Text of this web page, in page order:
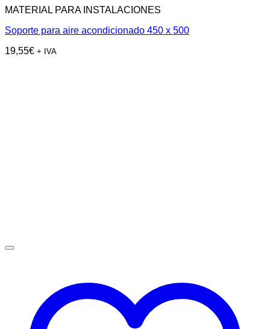
MATERIAL PARA INSTALACIONES
Soporte para aire acondicionado 450 x 500
19,55€ + IVA